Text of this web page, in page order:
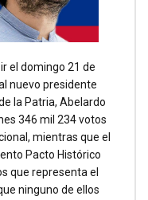
el domingo 21 de
nuevo presidente
la Patria, Abelardo
346 mil 234 votos
mientras que el
Pacto Histórico
que representa el
ninguno de ellos